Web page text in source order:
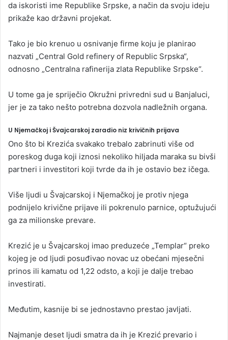
da iskoristi ime Republike Srpske, a način da svoju ideju
prikaže kao državni projekat.
Tako je bio krenuo u osnivanje firme koju je planirao
nazvati „Central Gold refinery of Republic Srpska“,
odnosno „Centralna rafinerija zlata Republike Srpske“.
U tome ga je spriječio Okružni privredni sud u Banjaluci,
jer je za tako nešto potrebna dozvola nadležnih organa.
U Njemačkoj i Švajcarskoj zaradio niz krivičnih prijava
Ono što bi Krezića svakako trebalo zabrinuti više od
poreskog duga koji iznosi nekoliko hiljada maraka su bivši
partneri i investitori koji tvrde da ih je ostavio bez ičega.
Više ljudi u Švajcarskoj i Njemačkoj je protiv njega
podnijelo krivične prijave ili pokrenulo parnice, optužujući
ga za milionske prevare.
Krezić je u Švajcarskoj imao preduzeće „Templar“ preko
kojeg je od ljudi posuđivao novac uz obećani mjesečni
prinos ili kamatu od 1,22 odsto, a koji je dalje trebao
investirati.
Međutim, kasnije bi se jednostavno prestao javljati.
Najmanje deset ljudi smatra da ih je Krezić prevario i